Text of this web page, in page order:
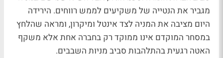
מגביר את הנטייה של משקיעים לממש רווחים. הירידה
היום מציבה את המניה לצד אינטל ומיקרון, ומראה שהלחץ
במסחר המוקדם אינו ממוקד רק בחברה אחת אלא משקף
האטה רגעית בהתלהבות סביב מניות השבבים.